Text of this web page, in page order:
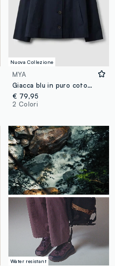
Nuova Collezione
MYA
Giacca blu in puro cotone con colletto a contrasto regular fit
€ 79,95
2 Colori
Water resistant